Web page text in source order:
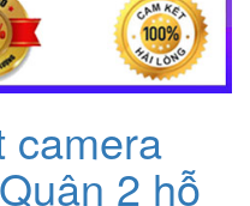
camera
2 hỗ